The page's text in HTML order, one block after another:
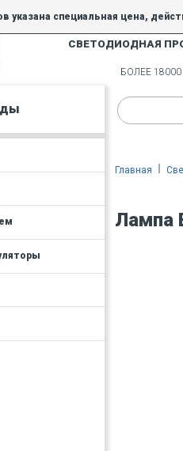
указана специальная цена,
цене, общие скидки
СВЕТОДИОДНАЯ
БОЛЕЕ
Главная
Лампа